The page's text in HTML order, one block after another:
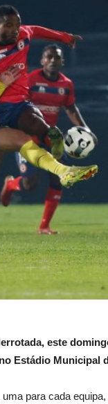
este
Estádio Municipal
para cada